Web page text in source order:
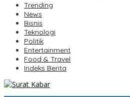
Trending
News
Bisnis
Teknologi
Politik
Entertainment
Food & Travel
Indeks Berita